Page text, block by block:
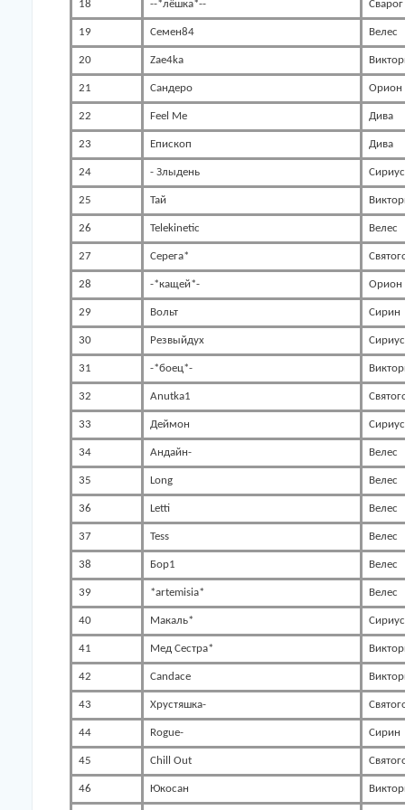
18 --*лёшка*-- Сварог
19 Семен84 Велес
20 Zae4ka
21 Сандеро Орион
22 Feel Me Дива
23 Епископ Дива
24 - Злыдень Сириус
25 Тай
26 Telekinetic Велес
27 Серега*
28 -*кащей*- Орион
29 Вольт Сирин
30 Резвыйдух Сириус
31 -*боец*-
32 Anutka1
33 Деймон Сириус
34 Андайн- Велес
35 Long Велес
36 Letti Велес
37 Tess Велес
38 Бор1 Велес
39 *artemisia* Велес
40 Макаль* Сириус
41 Мед Сестра*
42 Candace
43 Хрустяшка-
44 Rogue- Сирин
45 Chill Out
46 Юкосан